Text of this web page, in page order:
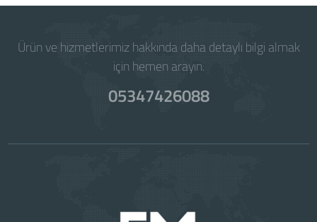
Ürün ve hizmetlerimiz hakkında daha detaylı bilgi almak
için hemen arayın.
05347426088